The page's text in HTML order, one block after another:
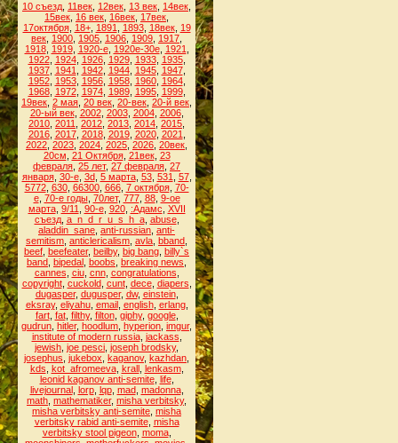
10 съезд 11век 12век 13 век 14век
15век 16 век 16век 17век
17октября, 18+, 1891 1893, 18век, 19
век 1900 1905 1906 1909 1917
1918, 1919, 1920-е, 1920е-30е, 1921
1922, 1924, 1926, 1929, 1933, 1935,
1937, 1941 1942, 1944, 1945, 1947,
1952, 1953, 1956, 1958, 1960, 1964,
1968, 1972, 1974, 1989, 1995, 1999,
19век 2 мая 20 век 20-век 20-й век
20-ый век, 2002, 2003, 2004, 2006,
2010 2011 2012 2013 2014 2015
2016, 2017, 2018, 2019, 2020, 2021
2022 2023 2024 2025 2026 20век
20см 21 Октября, 21век, 23
февраля 25 лет, 27 февраля 27
января, 30-е, 3d, 5 марта, 53, 531 57,
5772, 630, 66300, 666, 7 октября, 70-
е, 70-е годы, 70лет, 777, 88, 9-ое
марта, 9/11 90-е, 920, :Адамс XVII
съезд, a_n_d_r_u_s_h_a, abuse,
aladdin_sane anti-russian anti-
semitism anticlericalism avla bband
beef beefeater, beilby, big bang billy`s
band bipedal boobs breaking news
cannes ciu, cnn, congratulations
copyright, cuckold, cunt, dece, diapers
dugasper, dugusper, dw, einstein,
eksray, eliyahu, email, english, erlang,
fart, fat, filthy, filton, giphy, google,
gudrun hitler, hoodlum hyperion imgur,
institute of modern russia, jackass
jewish joe pesci joseph brodsky,
josephus jukebox kaganov, kazhdan
kds kot_afromeeva, krall, lenkasm,
leonid kaganov anti-semite, life,
livejournal, lorp, lqp, mad, madonna,
math mathematiker, misha verbitsky,
misha verbitsky anti-semite misha
verbitsky rabid anti-semite, misha
verbitsky stool pigeon, moma,